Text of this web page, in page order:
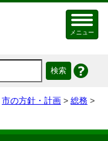
メニュー
市の方針・計画 > 総務 >